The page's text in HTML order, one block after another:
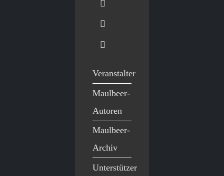
Veranstalter
Maulbeer-
Autoren
Maulbeer-
Archiv
Unterstützer